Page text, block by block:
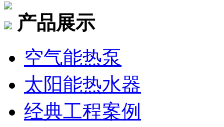
产品展示
空气能热泵
太阳能热水器
经典工程案例